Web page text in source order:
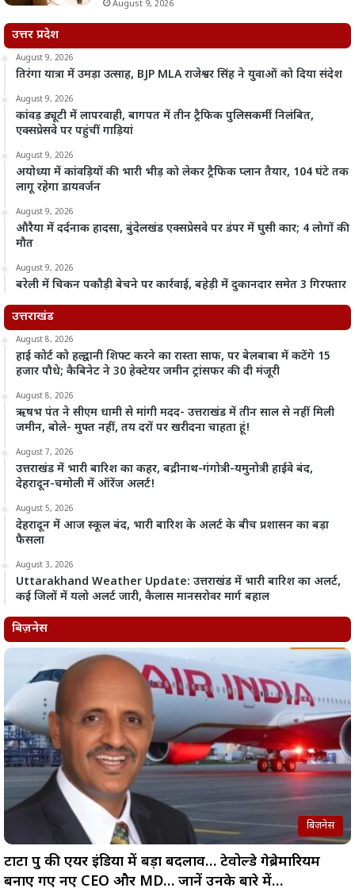
August 9, 2026
उत्तर प्रदेश
August 9, 2026
तिरंगा यात्रा में उमड़ा उत्साह, BJP MLA राजेश्वर सिंह ने युवाओं को दिया संदेश
August 9, 2026
कांवड़ ड्यूटी में लापरवाही, बागपत में तीन ट्रैफिक पुलिसकर्मी निलंबित,
एक्सप्रेसवे पर पहुंचीं गाड़ियां
August 9, 2026
अयोध्या में कांवड़ियों की भारी भीड़ को लेकर ट्रैफिक प्लान तैयार, 104 घंटे तक
लागू रहेगा डायवर्जन
August 9, 2026
औरैया में दर्दनाक हादसा, बुंदेलखंड एक्सप्रेसवे पर डंपर में घुसी कार; 4 लोगों की
मौत
August 9, 2026
बरेली में चिकन पकौड़ी बेचने पर कार्रवाई, बहेड़ी में दुकानदार समेत 3 गिरफ्तार
उत्तराखंड
August 8, 2026
हाई कोर्ट को हल्द्वानी शिफ्ट करने का रास्ता साफ, पर बेलबाबा में कटेंगे 15
हजार पौधे; कैबिनेट ने 30 हेक्टेयर जमीन ट्रांसफर की दी मंजूरी
August 8, 2026
ऋषभ पंत ने सीएम धामी से मांगी मदद- उत्तराखंड में तीन साल से नहीं मिली
जमीन, बोले- मुफ्त नहीं, तय दरों पर खरीदना चाहता हूं!
August 7, 2026
उत्तराखंड में भारी बारिश का कहर, बद्रीनाथ-गंगोत्री-यमुनोत्री हाईवे बंद,
देहरादून-चमोली में ऑरेंज अलर्ट!
August 5, 2026
देहरादून में आज स्कूल बंद, भारी बारिश के अलर्ट के बीच प्रशासन का बड़ा
फैसला
August 3, 2026
Uttarakhand Weather Update: उत्तराखंड में भारी बारिश का अलर्ट,
कई जिलों में यलो अलर्ट जारी, कैलास मानसरोवर मार्ग बहाल
बिज़नेस
बिज़नेस
टाटा ग्रुप की एयर इंडिया में बड़ा बदलाव… टेवोल्डे गेब्रेमारियम
बनाए गए नए CEO और MD… जानें उनके बारे में…